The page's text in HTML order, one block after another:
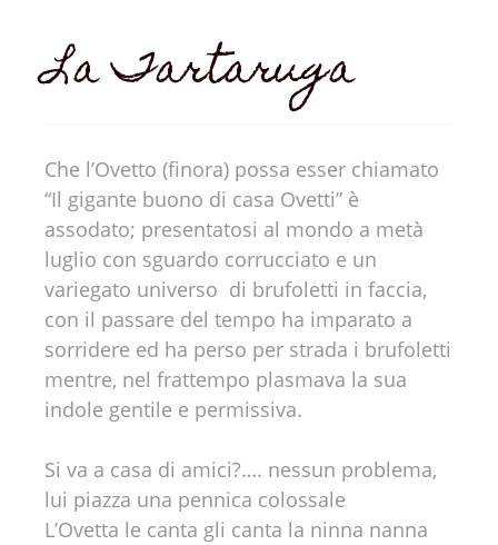
La Tartaruga
Che l’Ovetto (finora) possa esser chiamato
“Il gigante buono di casa Ovetti” è
assodato; presentatosi al mondo a metà
luglio con sguardo corrucciato e un
variegato universo di brufoletti in faccia,
con il passare del tempo ha imparato a
sorridere ed ha perso per strada i brufoletti
mentre, nel frattempo plasmava la sua
indole gentile e permissiva.
Si va a casa di amici?…. nessun problema,
lui piazza una pennica colossale
L’Ovetta le canta gli canta la ninna nanna